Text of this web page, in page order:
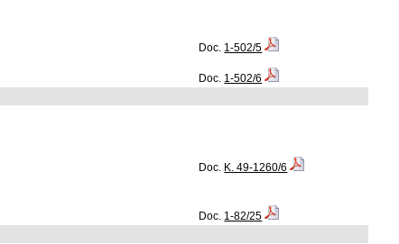
Doc. 1-502/5
Doc. 1-502/6
Doc. K. 49-1260/6
Doc. 1-82/25